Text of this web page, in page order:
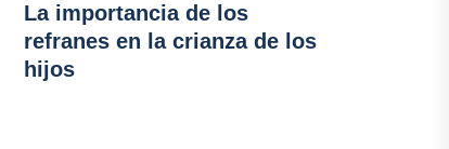
La importancia de los
refranes en la crianza de los
hijos